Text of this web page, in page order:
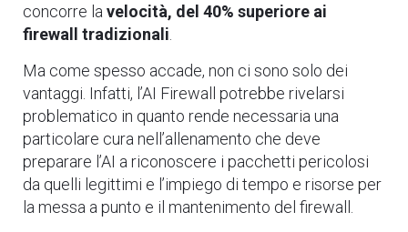
concorre la velocità, del 40% superiore ai
firewall tradizionali
Ma come spesso accade, non ci sono solo dei
vantaggi. Infatti, l’AI Firewall potrebbe rivelarsi
problematico in quanto rende necessaria una
particolare cura nell’allenamento che deve
preparare l’AI a riconoscere i pacchetti pericolosi
da quelli legittimi e l’impiego di tempo e risorse per
la messa a punto e il mantenimento del firewall.